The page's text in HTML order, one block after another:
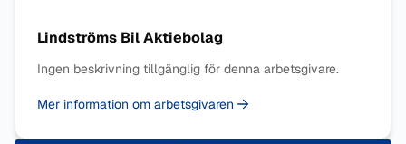
Lindströms Bil Aktiebolag
Ingen beskrivning tillgänglig för denna arbetsgivare.
Mer information om arbetsgivaren